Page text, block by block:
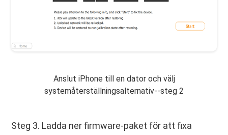
Anslut iPhone till en dator och välj
systemåterställningsalternativ--steg 2
Steg 3. Ladda ner firmware-paket för att fixa